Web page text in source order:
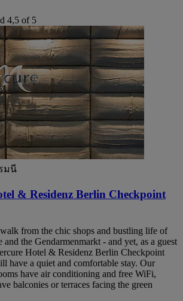
4,5 of 5
มนี
& Residenz Berlin Checkpoint
from the chic shops and bustling life of
and the Gendarmenmarkt - and yet, as a guest
Hotel & Residenz Berlin Checkpoint
have a quiet and comfortable stay. Our
have air conditioning and free WiFi,
balconies or terraces facing the green